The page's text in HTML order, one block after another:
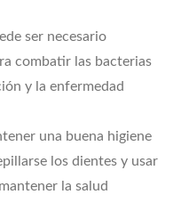
ser necesario
combatir las bacterias
y la enfermedad
una buena higiene
los dientes y usar
la salud